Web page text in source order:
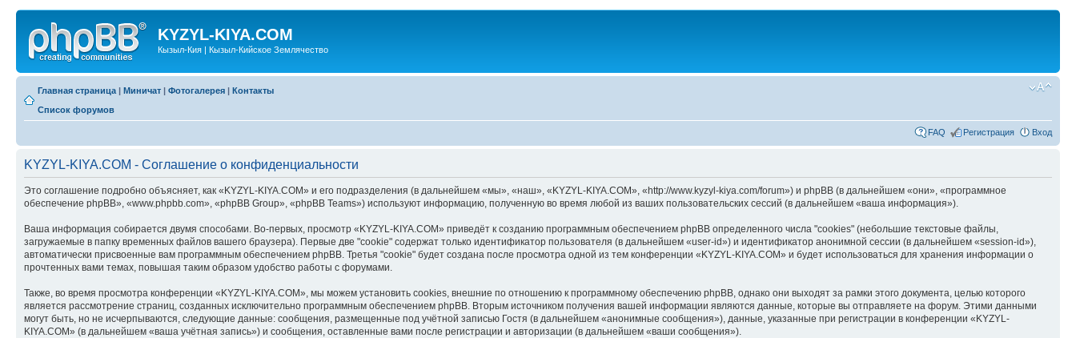
KYZYL-KIYA.COM
Кызыл-Кия | Кызыл-Кийское Землячество
Главная страница | Миничат | Фотогалерея | Контакты
Список форумов
FAQ Регистрация Вход
KYZYL-KIYA.COM - Соглашение о конфиденциальности
Это соглашение подробно объясняет, как «KYZYL-KIYA.COM» и его подразделения (в дальнейшем «мы», «наш», «KYZYL-KIYA.COM», «http://www.kyzyl-kiya.com/forum») и phpBB (в дальнейшем «они», «программное
обеспечение phpBB», «www.phpbb.com», «phpBB Group», «phpBB Teams») используют информацию, полученную во время любой из ваших пользовательских сессий (в дальнейшем «ваша информация»).
Ваша информация собирается двумя способами. Во-первых, просмотр «KYZYL-KIYA.COM» приведёт к созданию программным обеспечением phpBB определенного числа "cookies" (небольшие текстовые файлы,
загружаемые в папку временных файлов вашего браузера). Первые две "cookie" содержат только идентификатор пользователя (в дальнейшем «user-id») и идентификатор анонимной сессии (в дальнейшем «session-id»),
автоматически присвоенные вам программным обеспечением phpBB. Третья "cookie" будет создана после просмотра одной из тем конференции «KYZYL-KIYA.COM» и будет использоваться для хранения информации о
прочтенных вами темах, повышая таким образом удобство работы с форумами.
Также, во время просмотра конференции «KYZYL-KIYA.COM», мы можем установить cookies, внешние по отношению к программному обеспечению phpBB, однако они выходят за рамки этого документа, целью которого
является рассмотрение страниц, созданных исключительно программным обеспечением phpBB. Вторым источником получения вашей информации являются данные, которые вы отправляете на форум. Этими данными
могут быть, но не исчерпываются, следующие данные: сообщения, размещенные под учётной записью Гостя (в дальнейшем «анонимные сообщения»), данные, указанные при регистрации в конференции «KYZYL-
KIYA.COM» (в дальнейшем «ваша учётная запись») и сообщения, оставленные вами после регистрации и авторизации (в дальнейшем «ваши сообщения»).